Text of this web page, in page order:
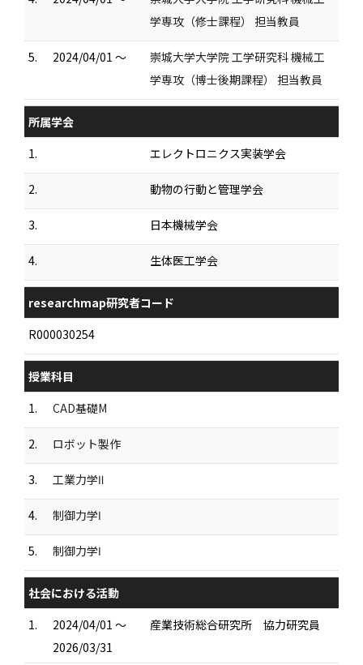
学専攻（修士課程） 担当教員
5. 2024/04/01 ～
崇城大学大学院 工学研究科 機械工
学専攻（博士後期課程） 担当教員
所属学会
1.
エレクトロニクス実装学会
2. 動物の行動と管理学会
3. 日本機械学会
4. 生体医工学会
researchmap研究者コード
R000030254
授業科目
1.
CAD基礎M
2. ロボット製作
3. 工業力学Ⅱ
4. 制御力学Ⅰ
5. 制御力学Ⅰ
社会における活動
1.
2024/04/01 ～
2026/03/31
産業技術総合研究所 協力研究員